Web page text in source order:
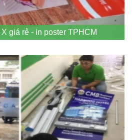
X giá rẻ - in poster TPHCM